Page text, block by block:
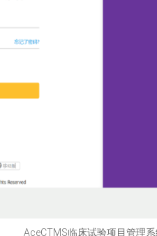
AceCTMS临床试验项目管理